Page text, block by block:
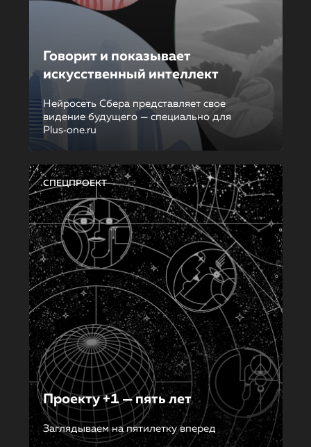
Говорит и показывает
искусственный интеллект
Нейросеть Сбера представляет свое
видение будущего — специально для
Plus‑one.ru
СПЕЦПРОЕКТ
Проекту +1 — пять лет
Заглядываем на пятилетку вперед